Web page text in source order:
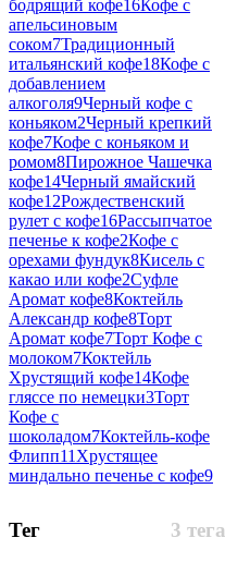
бодрящий кофе16Кофе с
апельсиновым
соком7Традиционный
итальянский кофе18Кофе с
добавлением
алкоголя9Черный кофе с
коньяком2Черный крепкий
кофе7Кофе с коньяком и
ромом8Пирожное Чашечка
кофе14Черный ямайский
кофе12Рождественский
рулет с кофе16Рассыпчатое
печенье к кофе2Кофе с
орехами фундук8Кисель с
какао или кофе2Суфле
Аромат кофе8Коктейль
Александр кофе8Торт
Аромат кофе7Торт Кофе с
молоком7Коктейль
Хрустящий кофе14Кофе
гляссе по немецки3Торт
Кофе с
шоколадом7Коктейль-кофе
Флипп11 Хрустящее
миндально печенье с кофе9
3 тега
Тег